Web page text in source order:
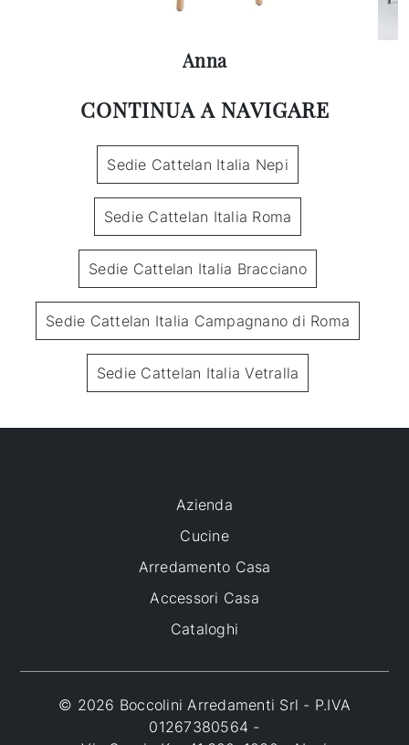
Anna
CONTINUA A NAVIGARE
Sedie Cattelan Italia Nepi
Sedie Cattelan Italia Roma
Sedie Cattelan Italia Bracciano
Sedie Cattelan Italia Campagnano di Roma
Sedie Cattelan Italia Vetralla
Azienda
Cucine
Arredamento Casa
Accessori Casa
Cataloghi
© 2026 Boccolini Arredamenti Srl - P.IVA
01267380564 -